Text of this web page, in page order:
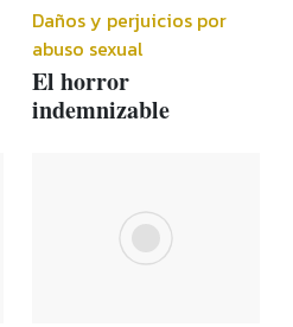
Daños y perjuicios por
abuso sexual
El horror
indemnizable